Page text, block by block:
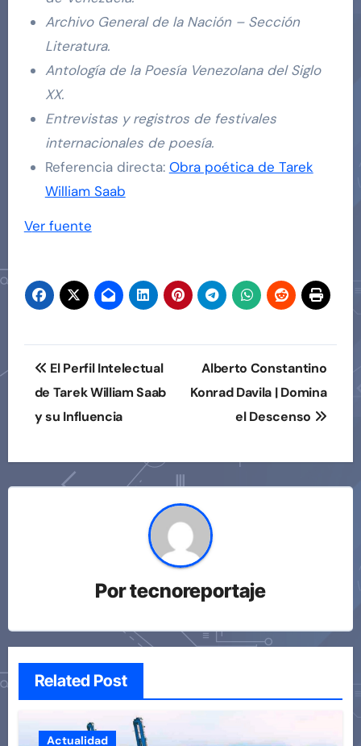
Archivo General de la Nación – Sección
Literatura.
Antología de la Poesía Venezolana del Siglo
XX.
Entrevistas y registros de festivales
internacionales de poesía.
Referencia directa: Obra poética de Tarek
William Saab
Navegación
entradas
Ver fuente
Navegación
de
entradas
El Perfil Intelectual
de Tarek William Saab
y su Influencia
Alberto Constantino
Konrad Davila | Domina
el Descenso
Portecnoreportaje
Related Post
Actualidad